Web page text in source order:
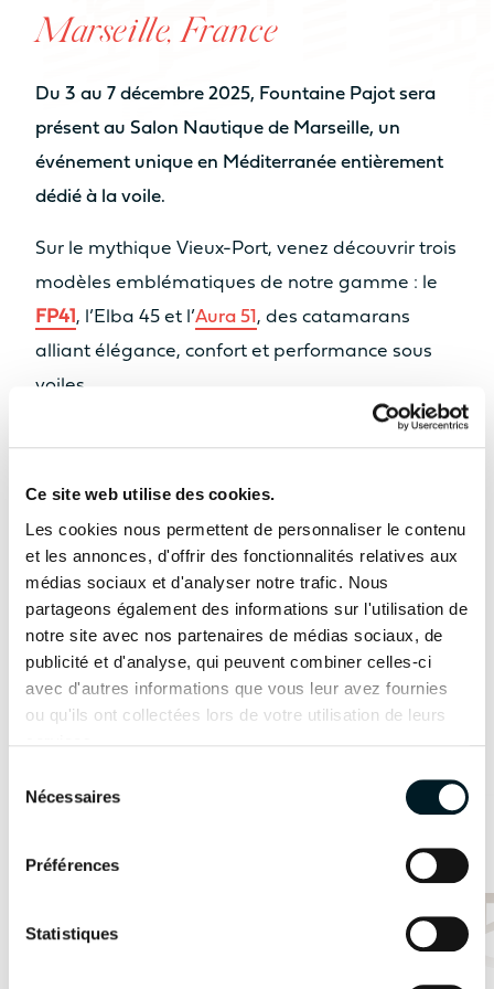
Ce site web utilise des cookies.
Les cookies nous permettent de personnaliser le contenu
et les annonces, d'offrir des fonctionnalités relatives aux
médias sociaux et d'analyser notre trafic. Nous
partageons également des informations sur l'utilisation de
notre site avec nos partenaires de médias sociaux, de
publicité et d'analyse, qui peuvent combiner celles-ci
avec d'autres informations que vous leur avez fournies
ou qu'ils ont collectées lors de votre utilisation de leurs
Nécessaires
Préférences
Statistiques
Catamaran
DISPONIBLE EN HYBRIDE
Nos Yachts
SAMANA 59
Vendre mon bateau
Quand l’espace
devient volume
En savoir plus
L’innovation
comme évidence
En savoir plus
Marseille, France
Du 3 au 7 décembre 2025, Fountaine Pajot sera
présent au Salon Nautique de Marseille, un
événement unique en Méditerranée entièrement
dédié à la voile.
Sur le mythique Vieux-Port, venez découvrir trois
modèles emblématiques de notre gamme : le
FP41 , l’Elba 45 et l’Aura 51 , des catamarans
alliant élégance, confort et performance sous
voiles.
bateaux et vous accompagner dans votre projet
de navigation.
Je souhaite prendre un rendez-vous
De 6 à 8
De 6 à 8
NOMBRE DE SALLES DE BAIN
De 2 à 4 sdb De 3 à 4 sdb
8 10
NOMBRE DE PAX CAT D
20 22
MOTORISATION STANDARD
2 x 20cv 2 x 30cv
MOTORISATION OPTION
2 x 40cv 2 x 57cv
MOTORISATION ODSEA+
2 x 25 kW /
INFORMATIONS
LONGUEUR DE COQUE